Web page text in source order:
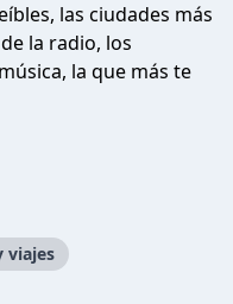
las ciudades más
la radio, los
la que más te
viajes